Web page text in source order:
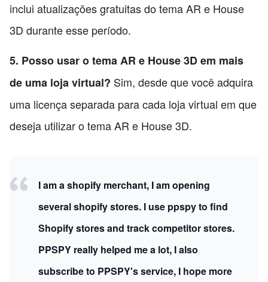
inclui atualizações gratuitas do tema AR e House
3D durante esse período.
5. Posso usar o tema AR e House 3D em mais
de uma loja virtual? Sim, desde que você adquira
uma licença separada para cada loja virtual em que
deseja utilizar o tema AR e House 3D.
I am a shopify merchant, I am opening
several shopify stores. I use ppspy to find
Shopify stores and track competitor stores.
PPSPY really helped me a lot, I also
subscribe to PPSPY's service, I hope more